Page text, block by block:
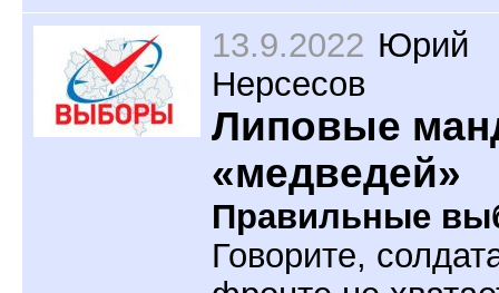
13.9.2022 Юрий
Нерсесов
Липовые
«медведей»
Правильные
Говорите,